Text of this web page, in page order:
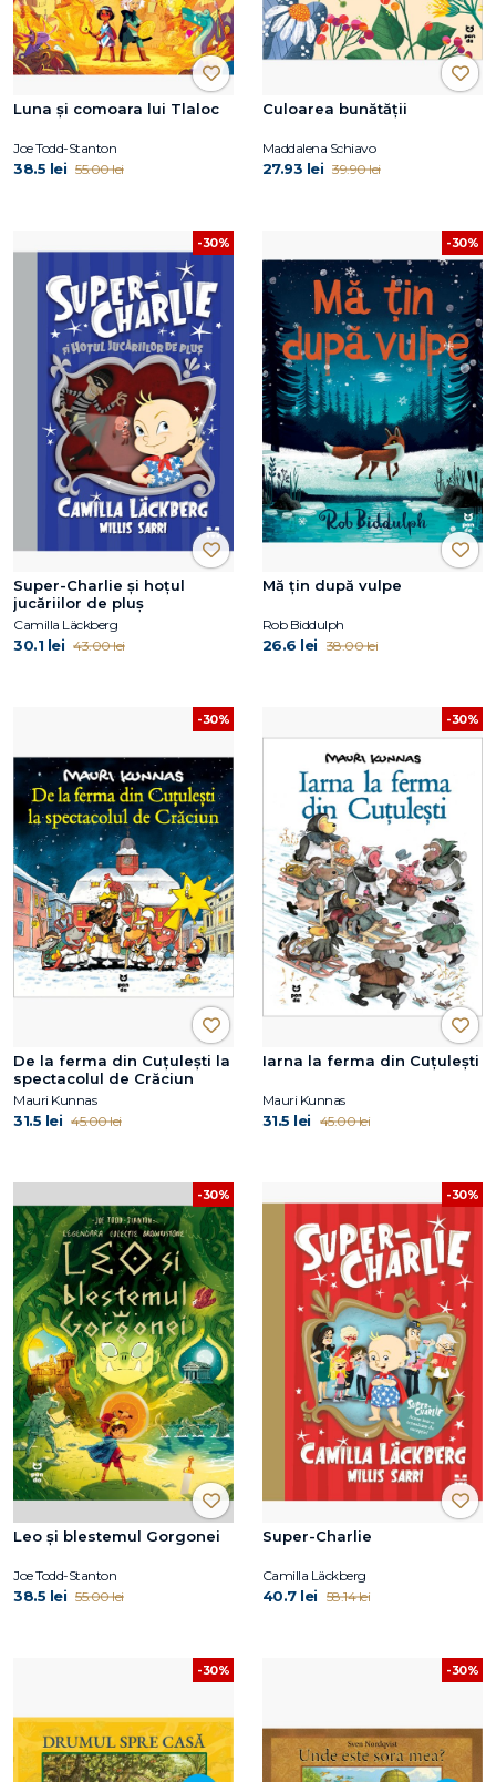
Luna și comoara lui Tlaloc
Joe Todd-Stanton
38.5 lei 55.00 lei
Culoarea bunătății
Maddalena Schiavo
27.93 lei 39.90 lei
-30%
Super-Charlie și hoțul
jucăriilor de pluș
Camilla Läckberg
30.1 lei 43.00 lei
-30%
Mă țin după vulpe
Rob Biddulph
26.6 lei 38.00 lei
-30%
De la ferma din Cuțulești la
spectacolul de Crăciun
Mauri Kunnas
31.5 lei 45.00 lei
-30%
Iarna la ferma din Cuțulești
Mauri Kunnas
31.5 lei 45.00 lei
-30%
Leo și blestemul Gorgonei
Joe Todd-Stanton
38.5 lei 55.00 lei
-30%
Super-Charlie
Camilla Läckberg
40.7 lei 58.14 lei
-30% -30%